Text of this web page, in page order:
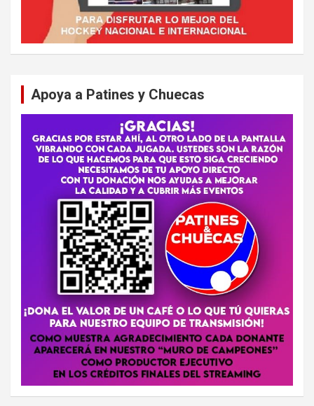
Apoya a Patines y Chuecas